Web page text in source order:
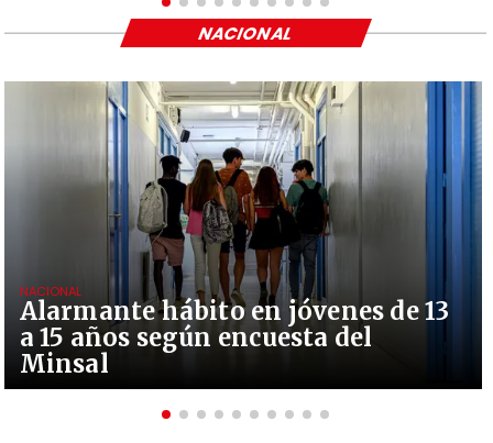
Alarmante hábito en jóvenes de 13
a 15 años según encuesta del
Minsal
NACIONAL
NACIONAL